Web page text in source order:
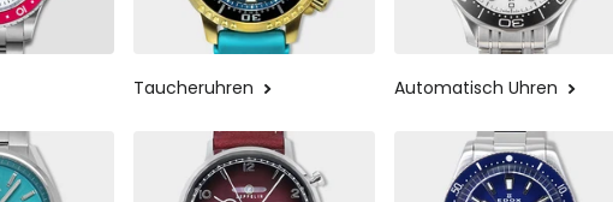
Taucheruhren Automatisch Uhren